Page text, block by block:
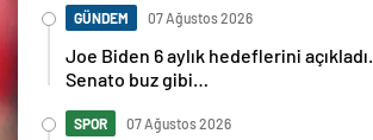
GÜNDEM 07 Ağustos 2026
Joe Biden 6 aylık hedeflerini açıkladı.
Senato buz gibi…
SPOR 07 Ağustos 2026